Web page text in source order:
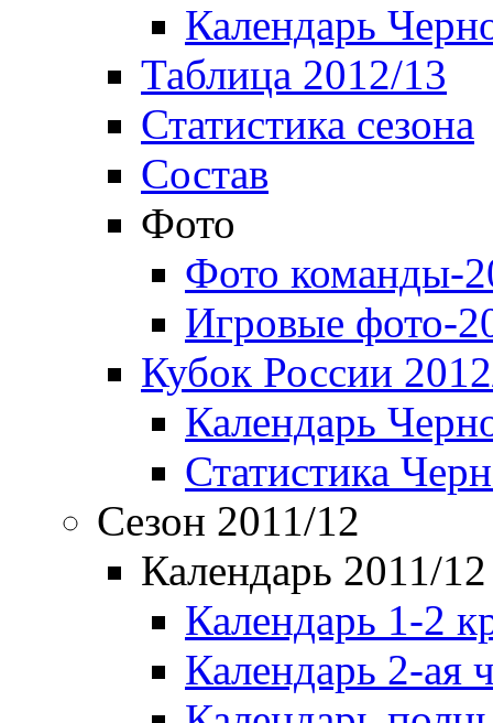
Календарь
Таблица 2012/13
Статистика сезона
Состав
Фото
Фото команды-
Игровые фото-
Кубок России
Календарь
Статистика
Сезон 2011/12
Календарь 2011/12
Календарь 1-2
Календарь 2-ая